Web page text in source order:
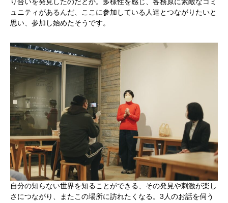
かかみがはら暮らし委員会とは？
メンバー図鑑
活動内容
寄り合い
会社概要
り合いを発見したのだとか。多様性を感じ、各務原に素敵なコミ
ュニティがあるんだ、ここに参加している人達とつながりたいと
思い、参加し始めたそうです。
自分の知らない世界を知ることができる、その発見や刺激が楽し
さにつながり、またこの場所に訪れたくなる。3人のお話を伺う